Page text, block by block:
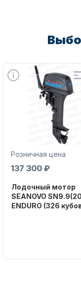
Длина/
Свободный
Габаритные
257х211х165
Вес в
Розничная цена
137 300 ₽
Лодочный мотор
SEANOVO
ENDURO (326